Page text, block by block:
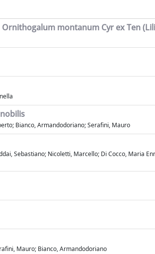
montanum Cyr ex Ten
Bianco, Armandodoriano; Serafini, Mauro
Sebastiano; Nicoletti, Marcello; Di Cocco, Maria
Mauro; Bianco, Armandodoriano